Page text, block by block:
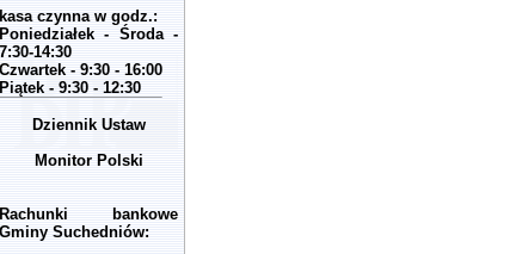
kasa czynna w godz.:
Poniedziałek - Środa -
7:30-14:30
Czwartek - 9:30 - 16:00
Piątek - 9:30 - 12:30
Dziennik Ustaw
Monitor Polski
Rachunki bankowe
Gminy Suchedniów: